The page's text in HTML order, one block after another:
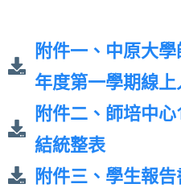
附件一、中原大
年度第一學期線
附件二、師培中
結統整表
附件三、學生報告